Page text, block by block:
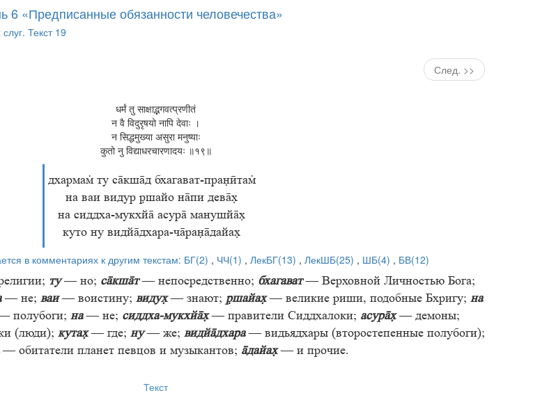
6 «Предписанные обязанности человечества»
Текст 19
След. >>
धर्मं तु साक्षाद्भगवत्प्रणीतं
न वै विदुरृषयो नापि देवाः ।
न सिद्धमुख्या असुरा मनुष्याः
कुतो नु विद्याधरचारणादयः ॥१९॥
дхарма ту скшд бхагават-праӣта
на ваи видур шайо нпи дев
на сиддха-мукхй асур манушй
куто ну видйдхара-чрадайа
в комментариях к другим текстам: БГ(2) , ЧЧ(1) , ЛекБГ(13) , ЛекШБ(25) , ШБ(4) , БВ(12)
ту— но; скшт— непосредственно; бхагават— Верховной Личностью Бога;
— не; ваи— воистину; виду— знают; шайа— великие риши, подобные Бхригу; на
полубоги; на— не; сиддха-мукхй— правители Сиддхалоки; асур— демоны;
(люди); кута— где; ну— же; видйдхара— видьядхары (второстепенные полубоги);
обитатели планет певцов и музыкантов; дайа— и прочие.
Текст